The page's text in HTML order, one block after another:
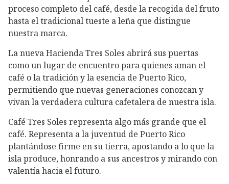
proceso completo del café, desde la recogida del fruto
hasta el tradicional tueste a leña que distingue
nuestra marca.
La nueva Hacienda Tres Soles abrirá sus puertas
como un lugar de encuentro para quienes aman el
café o la tradición y la esencia de Puerto Rico,
permitiendo que nuevas generaciones conozcan y
vivan la verdadera cultura cafetalera de nuestra isla.
Café Tres Soles representa algo más grande que el
café. Representa a la juventud de Puerto Rico
plantándose firme en su tierra, apostando a lo que la
isla produce, honrando a sus ancestros y mirando con
valentía hacia el futuro.